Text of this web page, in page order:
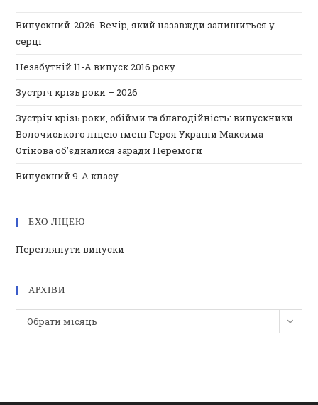
Випускний-2026. Вечір, який назавжди залишиться у
серці
Незабутній 11-А випуск 2016 року
Зустріч крізь роки – 2026
Зустріч крізь роки, обійми та благодійність: випускники
Волочиського ліцею імені Героя України Максима
Отінова об’єдналися заради Перемоги
Випускний 9-А класу
ЕХО ЛІЦЕЮ
Переглянути випуски
АРХІВИ
Архіви
Обрати місяць